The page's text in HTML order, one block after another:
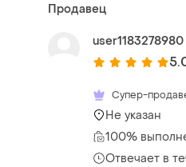
Продавец
user1183278980
Супер-
Не указан
100%
Отвечает в